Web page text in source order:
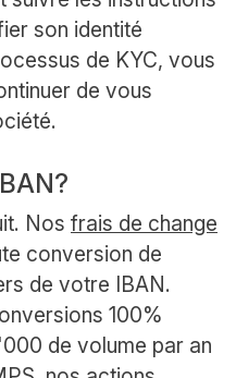
son identité
de KYC, vous
de vous
Nos frais de change
conversion de
de votre IBAN.
100%
de volume par an